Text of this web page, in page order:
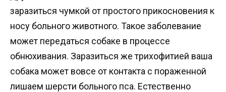
заразиться чумкой от простого прикосновения к
носу больного животного. Такое заболевание
может передаться собаке в процессе
обнюхивания. Заразиться же трихофитией ваша
собака может вовсе от контакта с пораженной
лишаем шерсти больного пса. Естественно